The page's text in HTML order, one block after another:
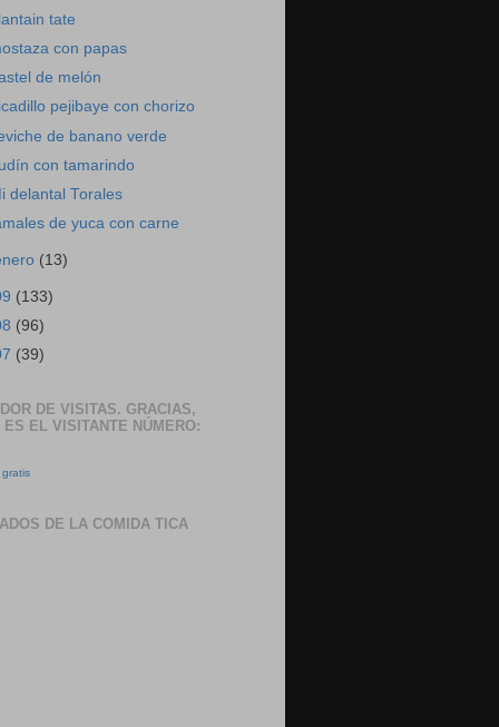
tate
con papas
de melón
pejibaye con chorizo
de banano verde
con tamarindo
delantal Torales
de yuca con carne
(13)
(133)
(96)
(39)
DE VISITAS. GRACIAS,
ES EL VISITANTE NÚMERO:
DE LA COMIDA TICA